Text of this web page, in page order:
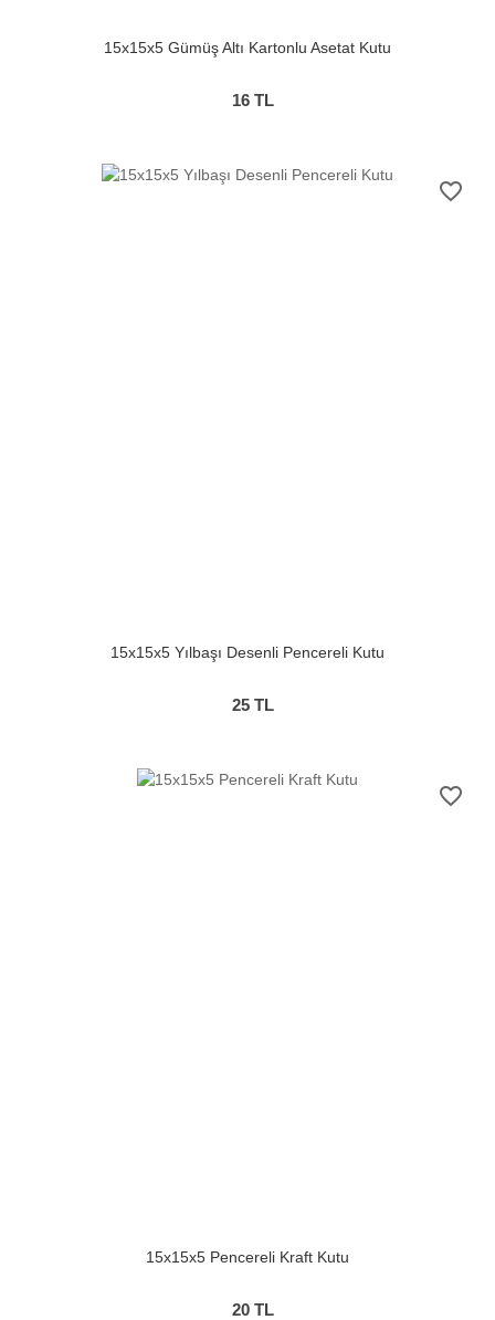
15x15x5 Gümüş Altı Kartonlu Asetat Kutu
16 TL
favorite_border
15x15x5 Yılbaşı Desenli Pencereli Kutu
25 TL
favorite_border
15x15x5 Pencereli Kraft Kutu
20 TL